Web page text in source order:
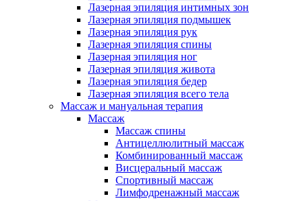
Лазерная эпиляция интимных зон
Лазерная эпиляция подмышек
Лазерная эпиляция рук
Лазерная эпиляция спины
Лазерная эпиляция ног
Лазерная эпиляция живота
Лазерная эпиляция бедер
Лазерная эпиляция всего тела
Массаж и мануальная терапия
Массаж
Массаж спины
Антицеллюлитный массаж
Комбинированный массаж
Висцеральный массаж
Спортивный массаж
Лимфодренажный массаж